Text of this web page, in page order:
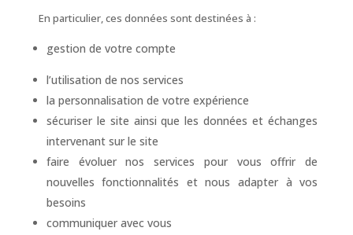
En particulier, ces données sont destinées à :
gestion de votre compte
l’utilisation de nos services
la personnalisation de votre expérience
sécuriser le site ainsi que les données et échanges
intervenant sur le site
faire évoluer nos services pour vous offrir de
nouvelles fonctionnalités et nous adapter à vos
besoins
communiquer avec vous